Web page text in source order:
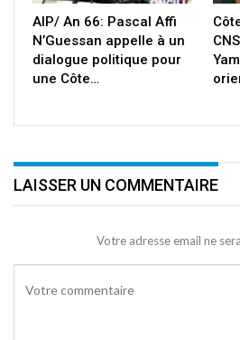
AIP/ An 66: Pascal Affi
N’Guessan appelle à un
dialogue politique pour
une Côte…
LAISSER UN COMMENTAIRE
Votre adresse email ne